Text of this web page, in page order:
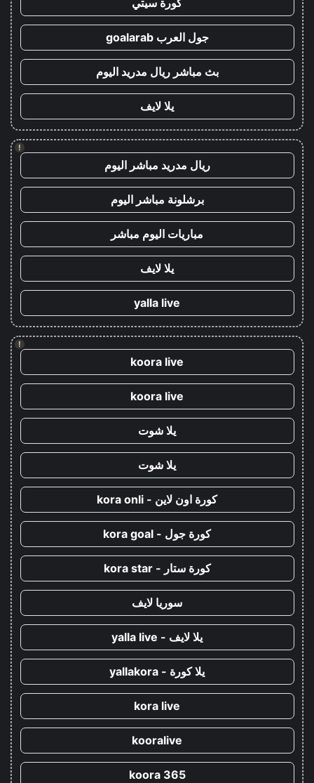
كورة سيتي
جول العرب goalarab
بث مباشر ريال مدريد اليوم
يلا لايف
!
ريال مدريد مباشر اليوم
برشلونة مباشر اليوم
مباريات اليوم مباشر
يلا لايف
yalla live
!
koora live
koora live
يلا شوت
يلا شوت
كورة اون لاين - kora onli
كورة جول - kora goal
كورة ستار - kora star
سوريا لايف
يلا لايف - yalla live
يلا كورة - yallakora
kora live
kooralive
koora 365